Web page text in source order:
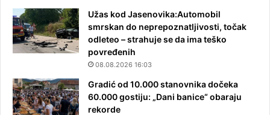
Užas kod Jasenovika:Automobil
smrskan do neprepoznatljivosti, točak
odleteo – strahuje se da ima teško
povređenih
08.08.2026 16:03
Gradić od 10.000 stanovnika dočeka
60.000 gostiju: „Dani banice“ obaraju
rekorde